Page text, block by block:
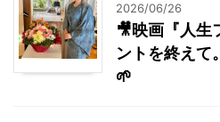
2026/06/26
🎥映画『人生
ントを終えて
🌱